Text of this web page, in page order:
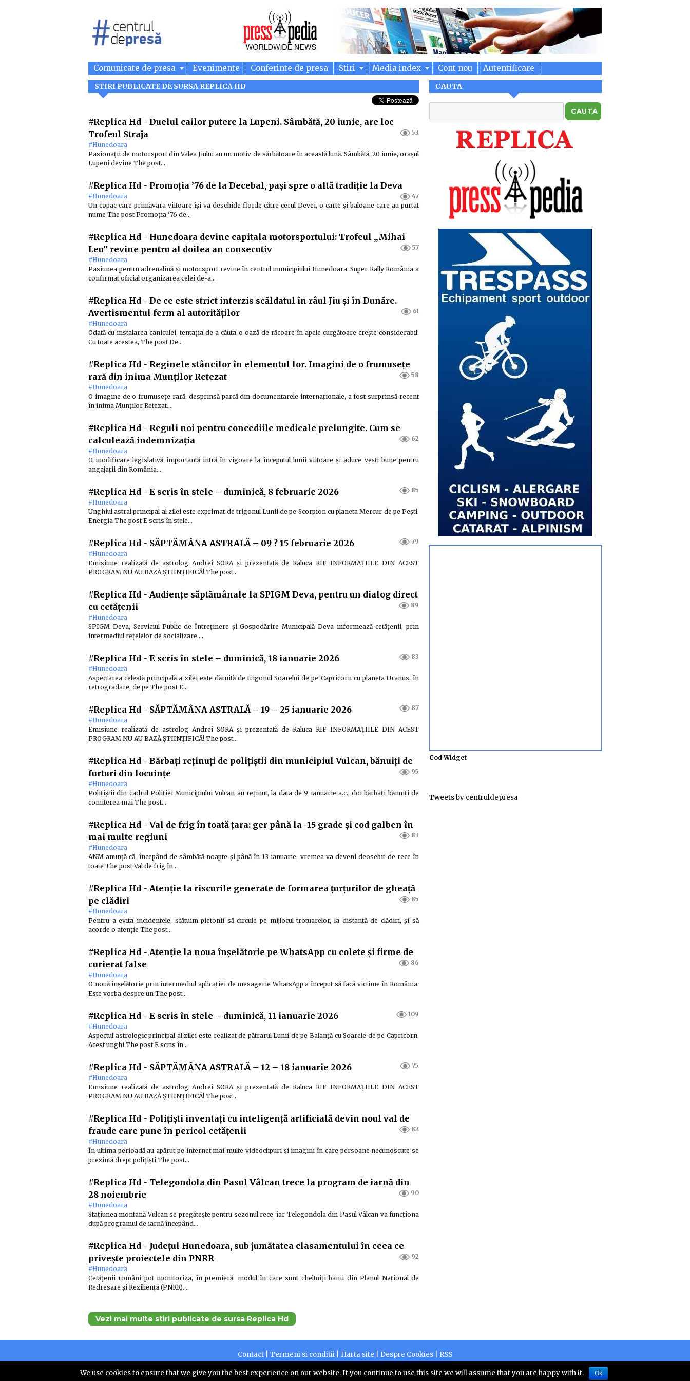
Comunicate de presa Evenimente Conferinte de presa Stiri Media index Cont nou Autentificare
STIRI PUBLICATE DE SURSA REPLICA HD
#Replica Hd - Duelul cailor putere la Lupeni. Sâmbătă, 20 iunie, are loc
Trofeul Straja
53
#Hunedoara
Pasionații de motorsport din Valea Jiului au un motiv de sărbătoare în această lună. Sâmbătă, 20 iunie, orașul
Lupeni devine The post…
#Replica Hd - Promoția ’76 de la Decebal, pași spre o altă tradiție la Deva
47
#Hunedoara
Un copac care primăvara viitoare își va deschide florile către cerul Devei, o carte și baloane care au purtat
nume The post Promoția ’76 de…
#Replica Hd - Hunedoara devine capitala motorsportului: Trofeul „Mihai
Leu” revine pentru al doilea an consecutiv
57
#Hunedoara
Pasiunea pentru adrenalină și motorsport revine în centrul municipiului Hunedoara. Super Rally România a
confirmat oficial organizarea celei de-a…
#Replica Hd - De ce este strict interzis scăldatul în râul Jiu și în Dunăre.
Avertismentul ferm al autorităților
61
#Hunedoara
Odată cu instalarea caniculei, tentația de a căuta o oază de răcoare în apele curgătoare crește considerabil.
Cu toate acestea, The post De…
#Replica Hd - Reginele stâncilor în elementul lor. Imagini de o frumusețe
rară din inima Munților Retezat
58
#Hunedoara
O imagine de o frumusețe rară, desprinsă parcă din documentarele internaționale, a fost surprinsă recent
în inima Munților Retezat.…
#Replica Hd - Reguli noi pentru concediile medicale prelungite. Cum se
calculează indemnizația
62
#Hunedoara
O modificare legislativă importantă intră în vigoare la începutul lunii viitoare și aduce vești bune pentru
angajații din România.…
#Replica Hd - E scris în stele – duminică, 8 februarie 2026
85
#Hunedoara
Unghiul astral principal al zilei este exprimat de trigonul Lunii de pe Scorpion cu planeta Mercur de pe Pești.
Energia The post E scris în stele…
#Replica Hd - SĂPTĂMÂNA ASTRALĂ – 09 ? 15 februarie 2026
79
#Hunedoara
Emisiune realizată de astrolog Andrei SORA și prezentată de Raluca RIF INFORMAȚIILE DIN ACEST
PROGRAM NU AU BAZĂ ȘTIINȚIFICĂ! The post…
#Replica Hd - Audiențe săptămânale la SPIGM Deva, pentru un dialog direct
cu cetățenii
89
#Hunedoara
SPIGM Deva, Serviciul Public de Întreținere și Gospodărire Municipală Deva informează cetățenii, prin
intermediul rețelelor de socializare,…
#Replica Hd - E scris în stele – duminică, 18 ianuarie 2026
83
#Hunedoara
Aspectarea celestă principală a zilei este dăruită de trigonul Soarelui de pe Capricorn cu planeta Uranus, în
retrogradare, de pe The post E…
#Replica Hd - SĂPTĂMÂNA ASTRALĂ – 19 – 25 ianuarie 2026
87
#Hunedoara
Emisiune realizată de astrolog Andrei SORA și prezentată de Raluca RIF INFORMAȚIILE DIN ACEST
PROGRAM NU AU BAZĂ ȘTIINȚIFICĂ! The post…
#Replica Hd - Bărbați reținuți de polițiștii din municipiul Vulcan, bănuiți de
furturi din locuințe
95
#Hunedoara
Polițiștii din cadrul Poliției Municipiului Vulcan au reținut, la data de 9 ianuarie a.c., doi bărbați bănuiți de
comiterea mai The post…
#Replica Hd - Val de frig în toată țara: ger până la -15 grade și cod galben în
mai multe regiuni
83
#Hunedoara
ANM anunţă că, începând de sâmbătă noapte şi până în 13 ianuarie, vremea va deveni deosebit de rece în
toate The post Val de frig în…
#Replica Hd - Atenție la riscurile generate de formarea țurțurilor de gheață
pe clădiri
85
#Hunedoara
Pentru a evita incidentele, sfătuim pietonii să circule pe mijlocul trotuarelor, la distanță de clădiri, și să
acorde o atenție The post…
#Replica Hd - Atenție la noua înșelătorie pe WhatsApp cu colete și firme de
curierat false
86
#Hunedoara
O nouă înşelătorie prin intermediul aplicaţiei de mesagerie WhatsApp a început să facă victime în România.
Este vorba despre un The post…
#Replica Hd - E scris în stele – duminică, 11 ianuarie 2026
109
#Hunedoara
Aspectul astrologic principal al zilei este realizat de pătrarul Lunii de pe Balanță cu Soarele de pe Capricorn.
Acest unghi The post E scris în…
#Replica Hd - SĂPTĂMÂNA ASTRALĂ – 12 – 18 ianuarie 2026
75
#Hunedoara
Emisiune realizată de astrolog Andrei SORA și prezentată de Raluca RIF INFORMAȚIILE DIN ACEST
PROGRAM NU AU BAZĂ ȘTIINȚIFICĂ! The post…
#Replica Hd - Polițiști inventați cu inteligență artificială devin noul val de
fraude care pune în pericol cetățenii
82
#Hunedoara
În ultima perioadă au apărut pe internet mai multe videoclipuri și imagini în care persoane necunoscute se
prezintă drept polițiști The post…
#Replica Hd - Telegondola din Pasul Vâlcan trece la program de iarnă din
28 noiembrie
90
#Hunedoara
Stațiunea montană Vulcan se pregătește pentru sezonul rece, iar Telegondola din Pasul Vâlcan va funcționa
după programul de iarnă începând…
#Replica Hd - Județul Hunedoara, sub jumătatea clasamentului în ceea ce
privește proiectele din PNRR
92
#Hunedoara
Cetățenii români pot monitoriza, în premieră, modul în care sunt cheltuiți banii din Planul Național de
Redresare și Reziliență (PNRR).…
Vezi mai multe stiri publicate de sursa Replica Hd
CAUTA
Cod Widget
Tweets by centruldepresa
Contact Termeni si conditii Harta site Despre Cookies
RSS
Copyright © 2026 | Centruldepresa.ro este operator de date cu caracter personal numarul 10828
We use cookies to ensure that we give you the best experience on our website. If you continue to use this site we will assume that you are happy with it. Ok